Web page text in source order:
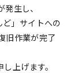
生し、
」サイトへの
旧作業が完了
上げます。